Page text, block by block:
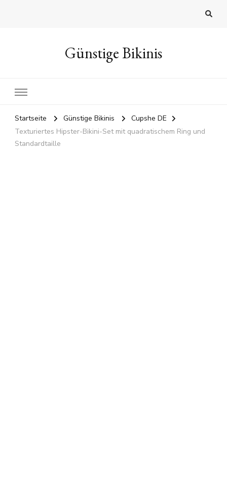
Günstige Bikinis
Startseite Günstige Bikinis
Cupshe DE
Texturiertes Hipster-Bikini-Set mit quadratischem Ring und
Standardtaille